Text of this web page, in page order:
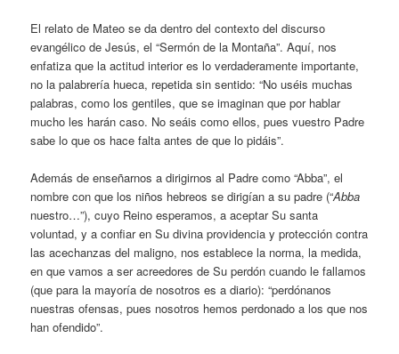
El relato de Mateo se da dentro del contexto del discurso
evangélico de Jesús, el “Sermón de la Montaña”. Aquí, nos
enfatiza que la actitud interior es lo verdaderamente importante,
no la palabrería hueca, repetida sin sentido: “No uséis muchas
palabras, como los gentiles, que se imaginan que por hablar
mucho les harán caso. No seáis como ellos, pues vuestro Padre
sabe lo que os hace falta antes de que lo pidáis”.
Además de enseñarnos a dirigirnos al Padre como “Abba”, el
nombre con que los niños hebreos se dirigían a su padre (“Abba
nuestro…”), cuyo Reino esperamos, a aceptar Su santa
voluntad, y a confiar en Su divina providencia y protección contra
las acechanzas del maligno, nos establece la norma, la medida,
en que vamos a ser acreedores de Su perdón cuando le fallamos
(que para la mayoría de nosotros es a diario): “perdónanos
nuestras ofensas, pues nosotros hemos perdonado a los que nos
han ofendido”.